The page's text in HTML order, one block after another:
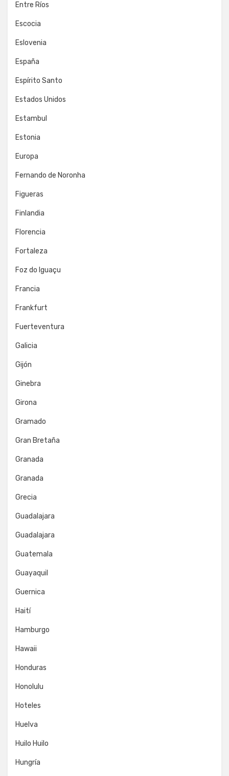
Entre Ríos
Escocia
Eslovenia
España
Espírito Santo
Estados Unidos
Estambul
Estonia
Europa
Fernando de Noronha
Figueras
Finlandia
Florencia
Fortaleza
Foz do Iguaçu
Francia
Frankfurt
Fuerteventura
Galicia
Gijón
Ginebra
Girona
Gramado
Gran Bretaña
Granada
Granada
Grecia
Guadalajara
Guadalajara
Guatemala
Guayaquil
Guernica
Haití
Hamburgo
Hawaii
Honduras
Honolulu
Hoteles
Huelva
Huilo Huilo
Hungría